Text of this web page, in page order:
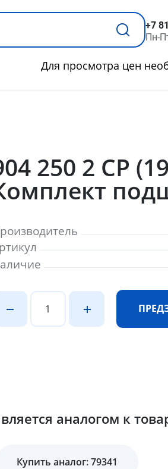
+7
Пн-
Для просмотра цен
250 2 CP
аналогом к
Купить аналог: 79341